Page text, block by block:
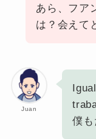
あら、フア
は？会えて
Juan
僕も